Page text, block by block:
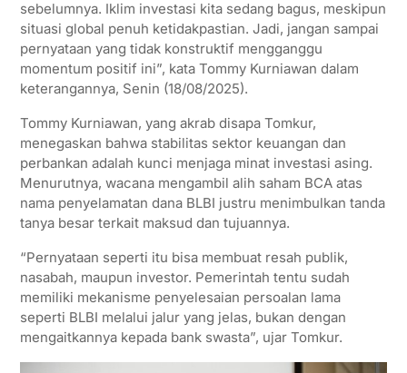
sebelumnya. Iklim investasi kita sedang bagus, meskipun
situasi global penuh ketidakpastian. Jadi, jangan sampai
pernyataan yang tidak konstruktif mengganggu
momentum positif ini”, kata Tommy Kurniawan dalam
keterangannya, Senin (18/08/2025).
Tommy Kurniawan, yang akrab disapa Tomkur,
menegaskan bahwa stabilitas sektor keuangan dan
perbankan adalah kunci menjaga minat investasi asing.
Menurutnya, wacana mengambil alih saham BCA atas
nama penyelamatan dana BLBI justru menimbulkan tanda
tanya besar terkait maksud dan tujuannya.
“Pernyataan seperti itu bisa membuat resah publik,
nasabah, maupun investor. Pemerintah tentu sudah
memiliki mekanisme penyelesaian persoalan lama
seperti BLBI melalui jalur yang jelas, bukan dengan
mengaitkannya kepada bank swasta”, ujar Tomkur.